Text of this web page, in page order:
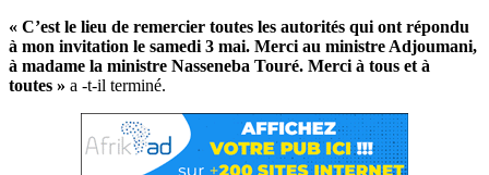
« C’est le lieu de remercier toutes les autorités qui ont répondu
à mon invitation le samedi 3 mai. Merci au ministre Adjoumani,
à madame la ministre Nasseneba Touré. Merci à tous et à
toutes » a -t-il terminé.